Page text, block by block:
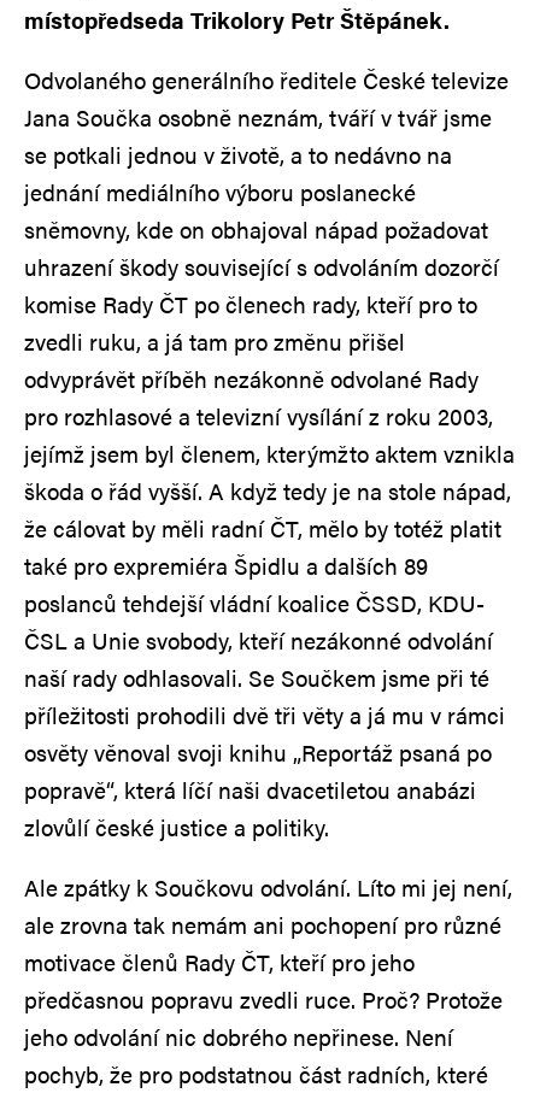
místopředseda Trikolory Petr Štěpánek.
Odvolaného generálního ředitele České televize
Jana Součka osobně neznám, tváří v tvář jsme
se potkali jednou v životě, a to nedávno na
jednání mediálního výboru poslanecké
sněmovny, kde on obhajoval nápad požadovat
uhrazení škody související s odvoláním dozorčí
komise Rady ČT po členech rady, kteří pro to
zvedli ruku, a já tam pro změnu přišel
odvyprávět příběh nezákonně odvolané Rady
pro rozhlasové a televizní vysílání z roku 2003,
jejímž jsem byl členem, kterýmžto aktem vznikla
škoda o řád vyšší. A když tedy je na stole nápad,
že cálovat by měli radní ČT, mělo by totéž platit
také pro expremiéra Špidlu a dalších 89
poslanců tehdejší vládní koalice ČSSD, KDU-
ČSL a Unie svobody, kteří nezákonné odvolání
naší rady odhlasovali. Se Součkem jsme při té
příležitosti prohodili dvě tři věty a já mu v rámci
osvěty věnoval svoji knihu „Reportáž psaná po
popravě“, která líčí naši dvacetiletou anabázi
zlovůlí české justice a politiky.
Ale zpátky k Součkovu odvolání. Líto mi jej není,
ale zrovna tak nemám ani pochopení pro různé
motivace členů Rady ČT, kteří pro jeho
předčasnou popravu zvedli ruce. Proč? Protože
jeho odvolání nic dobrého nepřinese. Není
pochyb, že pro podstatnou část radních, které